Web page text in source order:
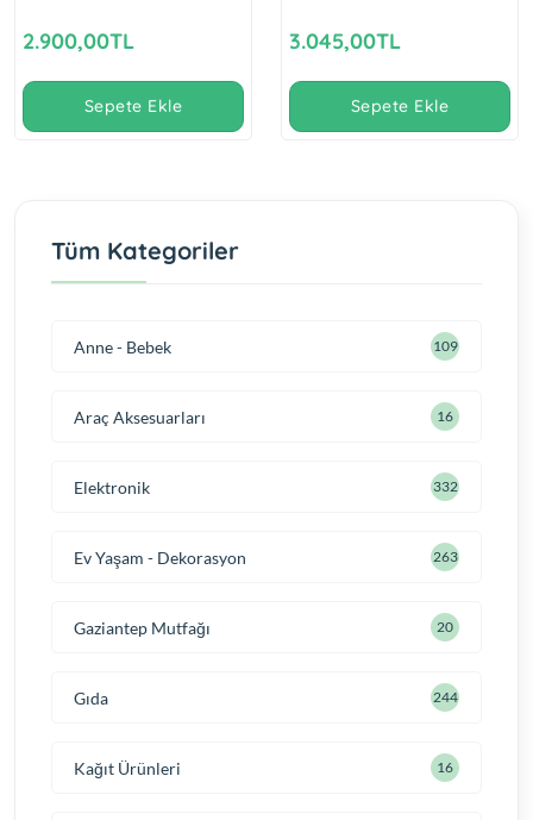
2.900,00TL
Sepete Ekle
3.045,00TL
Sepete Ekle
Tüm Kategoriler
Anne - Bebek 109
Araç Aksesuarları 16
Elektronik 332
Ev Yaşam - Dekorasyon 263
Gaziantep Mutfağı 20
Gıda 244
Kağıt Ürünleri 16